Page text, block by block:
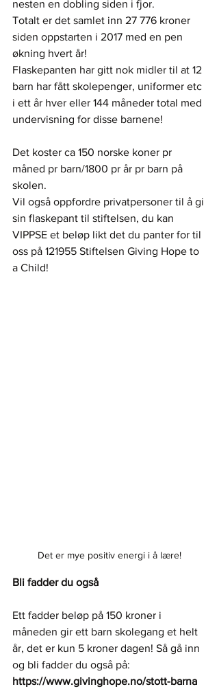
nesten en dobling siden i fjor.
Totalt er det samlet inn 27 776 kroner
siden oppstarten i 2017 med en pen
økning hvert år!
Flaskepanten har gitt nok midler til at 12
barn har fått skolepenger, uniformer etc
i ett år hver eller 144 måneder total med
undervisning for disse barnene!
Det koster ca 150 norske koner pr
måned pr barn/1800 pr år pr barn på
skolen.
Vil også oppfordre privatpersoner til å gi
sin flaskepant til stiftelsen, du kan
VIPPSE et beløp likt det du panter for til
oss på 121955 Stiftelsen Giving Hope to
a Child!
Det er mye positiv energi i å lære!
Bli fadder du også
Ett fadder beløp på 150 kroner i
måneden gir ett barn skolegang et helt
år, det er kun 5 kroner dagen! Så gå inn
og bli fadder du også på:
https://www.givinghope.no/stott-barna